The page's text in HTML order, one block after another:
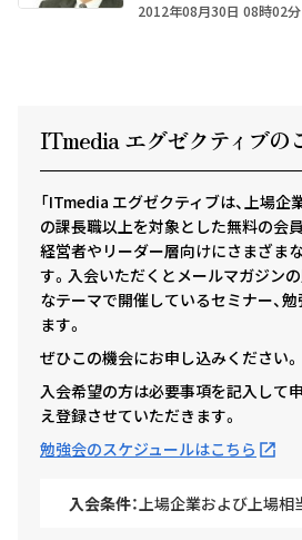
2012年08月30日 08時02分
ITmedia エグゼクティ ブの
「ITmedia エグゼクティブは、上場
の課長職以上を対象とした無料の会
経営者やリーダー層向けにさまざま
す。入会いただくとメールマガジン
なテーマで開催しているセミナー、
ます。
ぜひこの機会にお申し込みください。
入会希望の方は必要事項を記入して
え登録させていただきます。
勉強会のスケジュールはこちら
入会条件：上場企業および上場相